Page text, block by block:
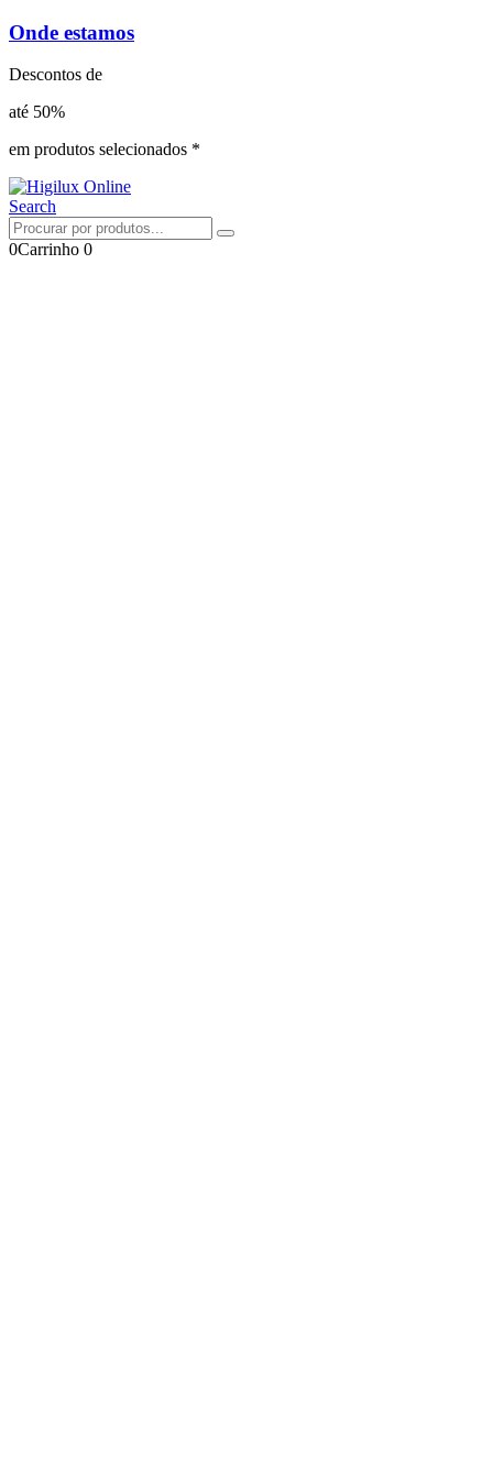
Onde estamos
Descontos de
até 50%
em produtos selecionados *
Search
0Carrinho 0